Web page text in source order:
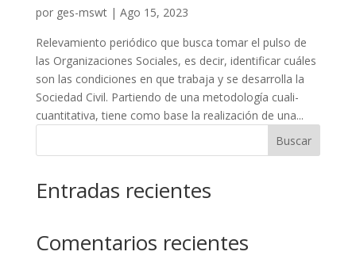
por ges-mswt| Ago 15, 2023
Relevamiento periódico que busca tomar el pulso de
las Organizaciones Sociales, es decir, identificar cuáles
son las condiciones en que trabaja y se desarrolla la
Sociedad Civil. Partiendo de una metodología cuali-
cuantitativa, tiene como base la realización de una...
Buscar
Entradas recientes
Comentarios recientes